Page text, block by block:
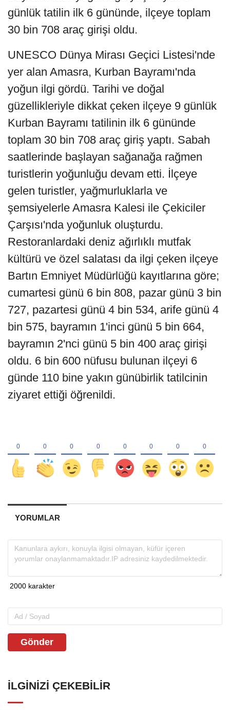
günlük tatilin ilk 6 gününde, ilçeye toplam
30 bin 708 araç girişi oldu.
UNESCO Dünya Mirası Geçici Listesi'nde
yer alan Amasra, Kurban Bayramı'nda
yoğun ilgi gördü. Tarihi ve doğal
güzellikleriyle dikkat çeken ilçeye 9 günlük
Kurban Bayramı tatilinin ilk 6 gününde
toplam 30 bin 708 araç giriş yaptı. Sabah
saatlerinde başlayan sağanağa rağmen
turistlerin yoğunluğu devam etti. İlçeye
gelen turistler, yağmurluklarla ve
şemsiyelerle Amasra Kalesi ile Çekiciler
Çarşısı'nda yoğunluk oluşturdu.
Restoranlardaki deniz ağırlıklı mutfak
kültürü ve özel salatası da ilgi çeken ilçeye
Bartın Emniyet Müdürlüğü kayıtlarına göre;
cumartesi günü 6 bin 808, pazar günü 3 bin
727, pazartesi günü 4 bin 534, arife günü 4
bin 575, bayramın 1'inci günü 5 bin 664,
bayramın 2'nci günü 5 bin 400 araç girişi
oldu. 6 bin 600 nüfusu bulunan ilçeyi 6
günde 110 bine yakın günübirlik tatilcinin
ziyaret ettiği öğrenildi.
YORUMLAR
Gönder
İLGINIZI ÇEKEBILIR